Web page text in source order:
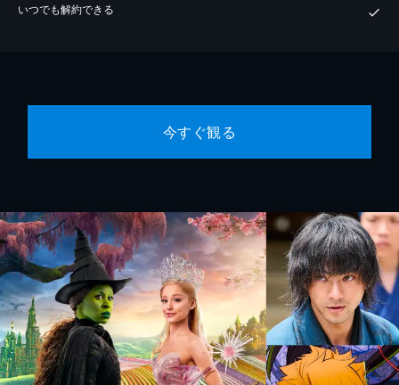
いつでも解約できる
今すぐ観る